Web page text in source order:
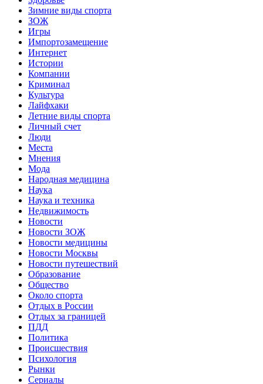
Зимние виды спорта
ЗОЖ
Игры
Импортозамещение
Интернет
Истории
Компании
Криминал
Культура
Лайфхаки
Летние виды спорта
Личный счет
Люди
Места
Мнения
Мода
Народная медицина
Наука
Наука и техника
Недвижимость
Новости
Новости ЗОЖ
Новости медицины
Новости Москвы
Новости путешествий
Образование
Общество
Около спорта
Отдых в России
Отдых за границей
ПДД
Политика
Происшествия
Психология
Рынки
Сериалы